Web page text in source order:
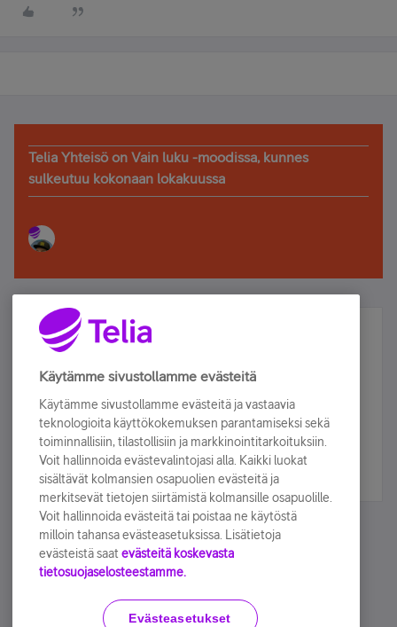
Telia Yhteisö on Vain luku -moodissa, kunnes
sulkeutuu kokonaan lokakuussa
Älä jää paitsi – osallistu ja voita!
Tilaa Telian uutiskirje ja olet mukana arvonnassa.
sähköpostiisi.
Tilaa nyt
Käyttöehdot Accessibility statement
Käytämme sivustollamme evästeitä
Käytämme sivustollamme evästeitä ja vastaavia
teknologioita käyttökokemuksen parantamiseksi sekä
toiminnallisiin, tilastollisiin ja markkinointitarkoituksiin.
Voit hallinnoida evästevalintojasi alla. Kaikki luokat
sisältävät kolmansien osapuolien evästeitä ja
merkitsevät tietojen siirtämistä kolmansille osapuolille.
Voit hallinnoida evästeitä tai poistaa ne käytöstä
milloin tahansa evästeasetuksissa. Lisätietoja
evästeistä saat evästeitä koskevasta
tietosuojaselosteestamme.
Evästeasetukset